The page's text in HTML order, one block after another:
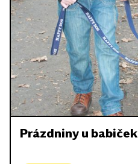
Prázdniny u babiček